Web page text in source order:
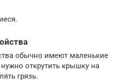
обычно имеют маленькие
открутить крышку на
грязь.